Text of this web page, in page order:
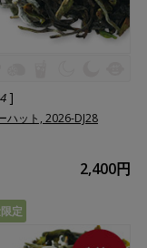
]
ハット, 2026-DJ28
2,400円
定